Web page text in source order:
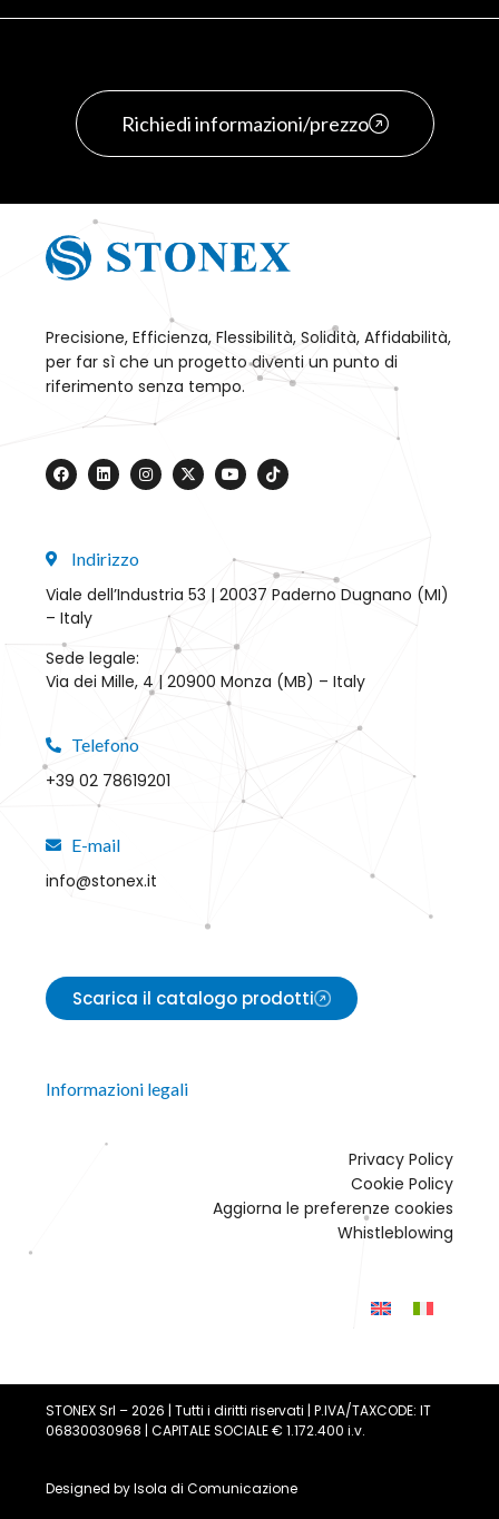
Richiedi informazioni/prezzo
Precisione, Efficienza, Flessibilità, Solidità, Affidabilità,
per far sì che un progetto diventi un punto di
riferimento senza tempo.
Indirizzo
Viale dell’Industria 53 | 20037 Paderno Dugnano (MI)
– Italy
Sede legale:
Via dei Mille, 4 | 20900 Monza (MB) – Italy
Telefono
+39 02 78619201
E-mail
info@stonex.it
Scarica il catalogo prodotti
Informazioni legali
Privacy Policy
Cookie Policy
Aggiorna le preferenze cookies
Whistleblowing
STONEX Srl – 2026 | Tutti i diritti riservati | P.IVA/TAXCODE: IT
06830030968 | CAPITALE SOCIALE € 1.172.400 i.v.
Designed byIsola di Comunicazione